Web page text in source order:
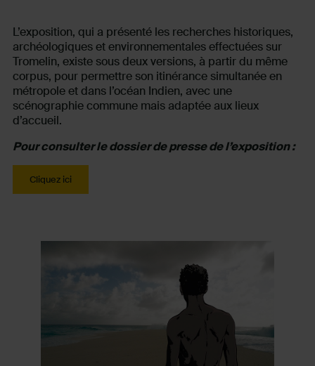
L’exposition, qui a présenté les recherches historiques,
archéologiques et environnementales effectuées sur
Tromelin, existe sous deux versions, à partir du même
corpus, pour permettre son itinérance simultanée en
métropole et dans l’océan Indien, avec une
scénographie commune mais adaptée aux lieux
d’accueil.
Pour consulter le dossier de presse de l’exposition :
Cliquez ici